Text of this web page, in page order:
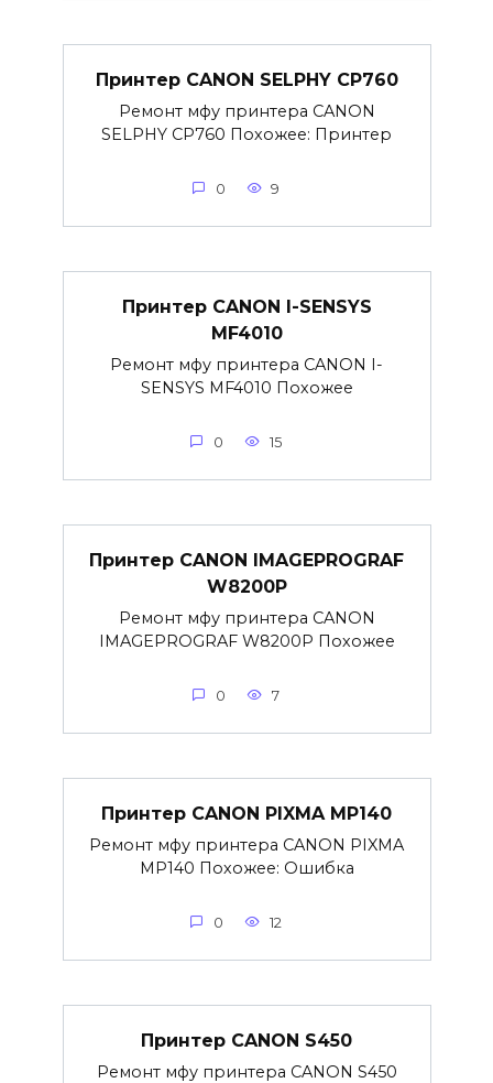
Принтер CANON SELPHY CP760
Ремонт мфу принтера CANON
SELPHY CP760 Похожее: Принтер
0 9
Принтер CANON I-SENSYS
MF4010
Ремонт мфу принтера CANON I-
SENSYS MF4010 Похожее
0 15
Принтер CANON IMAGEPROGRAF
W8200P
Ремонт мфу принтера CANON
IMAGEPROGRAF W8200P Похожее
0 7
Принтер CANON PIXMA MP140
Ремонт мфу принтера CANON PIXMA
MP140 Похожее: Ошибка
0 12
Принтер CANON S450
Ремонт мфу принтера CANON S450